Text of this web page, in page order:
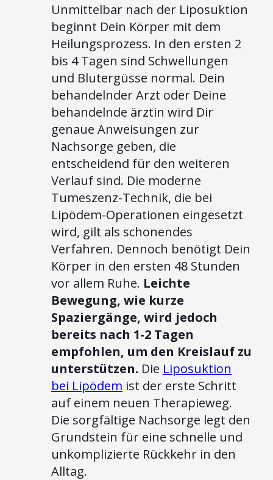
Unmittelbar nach der Liposuktion
beginnt Dein Körper mit dem
Heilungsprozess. In den ersten 2
bis 4 Tagen sind Schwellungen
und Blutergüsse normal. Dein
behandelnder Arzt oder Deine
behandelnde ärztin wird Dir
genaue Anweisungen zur
Nachsorge geben, die
entscheidend für den weiteren
Verlauf sind. Die moderne
Tumeszenz-Technik, die bei
Lipödem-Operationen eingesetzt
wird, gilt als schonendes
Verfahren. Dennoch benötigt Dein
Körper in den ersten 48 Stunden
vor allem Ruhe. Leichte
Bewegung, wie kurze
Spaziergänge, wird jedoch
bereits nach 1-2 Tagen
empfohlen, um den Kreislauf zu
unterstützen. Die Liposuktion
bei Lipödem ist der erste Schritt
auf einem neuen Therapieweg.
Die sorgfältige Nachsorge legt den
Grundstein für eine schnelle und
unkomplizierte Rückkehr in den
Alltag.